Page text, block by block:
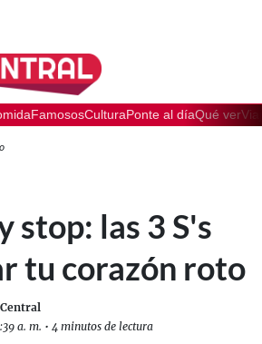
FamososCulturaPonte al díaQué ver
stop: las 3 S's
tu corazón roto
a. m. • 4 minutos de lectura